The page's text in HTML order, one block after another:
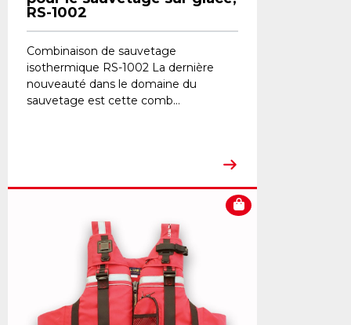
RS-1002
Combinaison de sauvetage
isothermique RS-1002 La dernière
nouveauté dans le domaine du
sauvetage est cette comb...